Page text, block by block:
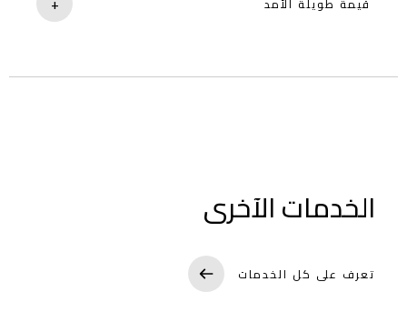
عنّا
شركائنا
الخدمات الآخرى
تعرف على كل الخدمات